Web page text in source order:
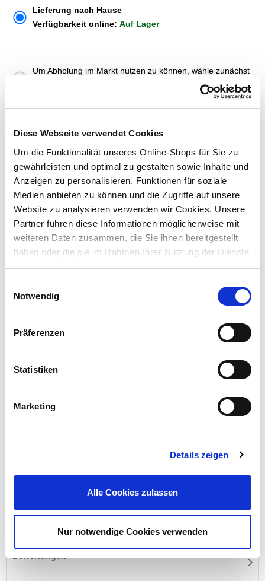
Diese Webseite verwendet Cookies
Um die Funktionalität unseres Online-Shops für Sie zu
gewährleisten und optimal zu gestalten sowie Inhalte und
Anzeigen zu personalisieren, Funktionen für soziale
Medien anbieten zu können und die Zugriffe auf unsere
Website zu analysieren verwenden wir Cookies. Unsere
Partner führen diese Informationen möglicherweise mit
weiteren Daten zusammen, die Sie ihnen bereitgestellt
haben oder die sie im Rahmen Ihrer Nutzung der Dienste
gesammelt haben.
Notwendig
Präferenzen
Statistiken
Marketing
Details zeigen
Alle Cookies zulassen
Nur notwendige Cookies verwenden
Lieferung nach Hause
Verfügbarkeit online: Auf Lager
Um Abholung im Markt nutzen zu können, wähle zunächst
Jetzt prüfen und Markt auswählen
In den Warenkorb
Merken
ZUBEHÖR UND PASSENDE ARTIKEL:
69,00 €
Die Pfostenkappe ist nicht nur eine Verschönerung der
Zaunpfosten, sondern schützt diese auch vor
Bewertungen